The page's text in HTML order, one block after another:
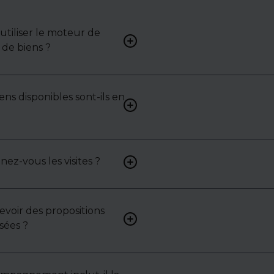
le moteur de
biens ?
Renseignez vos critères
une liste de biens ciblés.
disponibles sont-ils en
Non. Certains biens sont
: contactez-nous pour y
vous les visites ?
Oui, nous organisons les
mettons en lumière ses
des propositions
?
Bien sûr. Nos consultants
selon vos attentes et votre